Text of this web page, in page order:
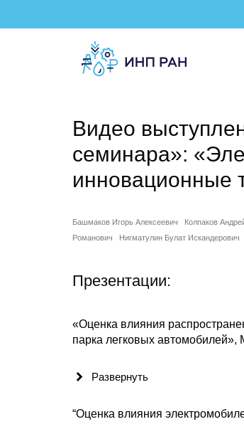
Видео
семинара»:
инновационные
Башмаков Игорь Алексеевич Колпаков
Романович
Нигматулин Булат Искандерович
Презентации:
«Оценка влияния
парка легковых автомобилей»,
Развернуть
“Оценка влияния